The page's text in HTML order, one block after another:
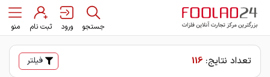
جستجو ورود ثبت نام منو
تعداد نتایج: 116 فیلتر